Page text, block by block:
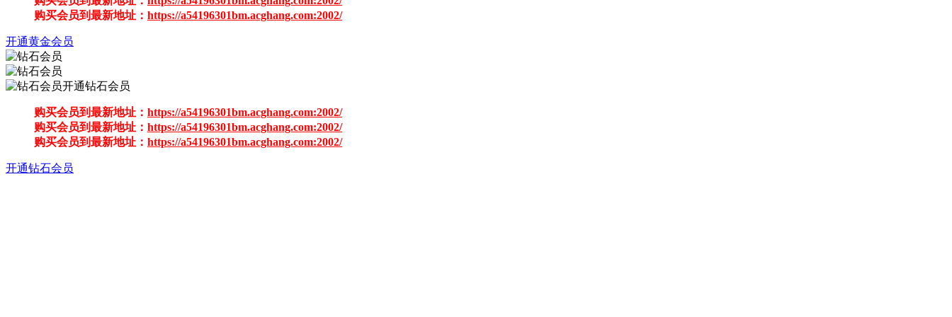
购买会员到最新地址： https://a54196301bm.acghang.com:2002/
开通黄金会员
开通钻石会员
购买会员到最新地址： https://a54196301bm.acghang.com:2002/
购买会员到最新地址： https://a54196301bm.acghang.com:2002/
购买会员到最新地址： https://a54196301bm.acghang.com:2002/
开通钻石会员